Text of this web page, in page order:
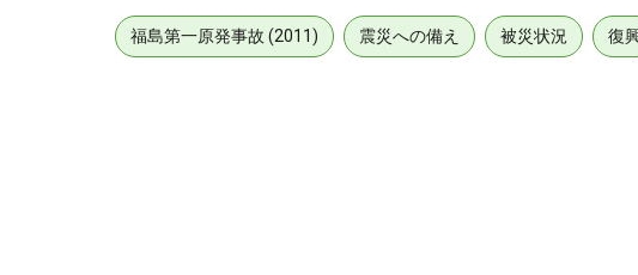
福島第一原発事故 (2011) 震災への備え 被災状況 復